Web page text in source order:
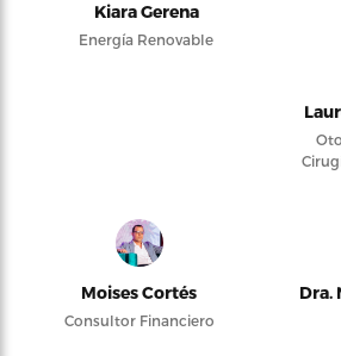
Kiara Gerena
Energía Renovable
Moises Cortés
Consultor Financiero
Dra.